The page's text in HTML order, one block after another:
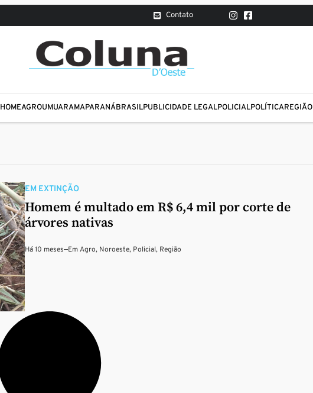
Contato
HOMEAGROUMUARAMAPARANÁBRASILPUBLICIDADE LEGALPOLICIALPOLÍTICAREGIÃO
EM EXTINÇÃO
Homem é multado em R$ 6,4 mil por corte de
árvores nativas
Há 10 meses—EmAgro, Noroeste, Policial, Região